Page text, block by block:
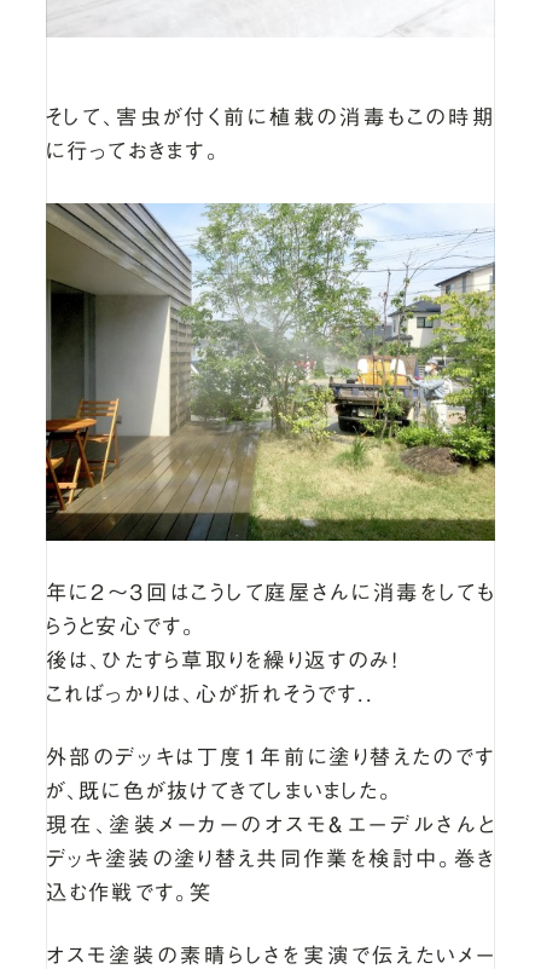
そして、害虫が付く前に植栽の消毒もこの時期
に行っておきます。
年に２～３回はこうして庭屋さんに消毒をしても
らうと安心です。
後は、ひたすら草取りを繰り返すのみ！
こればっかりは、心が折れそうです..
外部のデッキは丁度1年前に塗り替えたのです
が、既に色が抜けてきてしまいました。
現在、塗装メーカーのオスモ＆エーデルさんと
デッキ塗装の塗り替え共同作業を検討中。巻き
込む作戦です。笑
オスモ塗装の素晴らしさを実演で伝えたいメー